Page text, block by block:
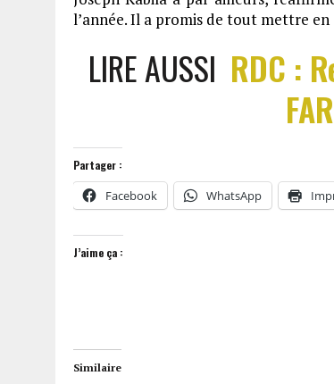
l’année. Il a promis de tout mettre
LIRE AUSSI RDC :
Partager :
Facebook WhatsApp
J’aime ça :
Similaire